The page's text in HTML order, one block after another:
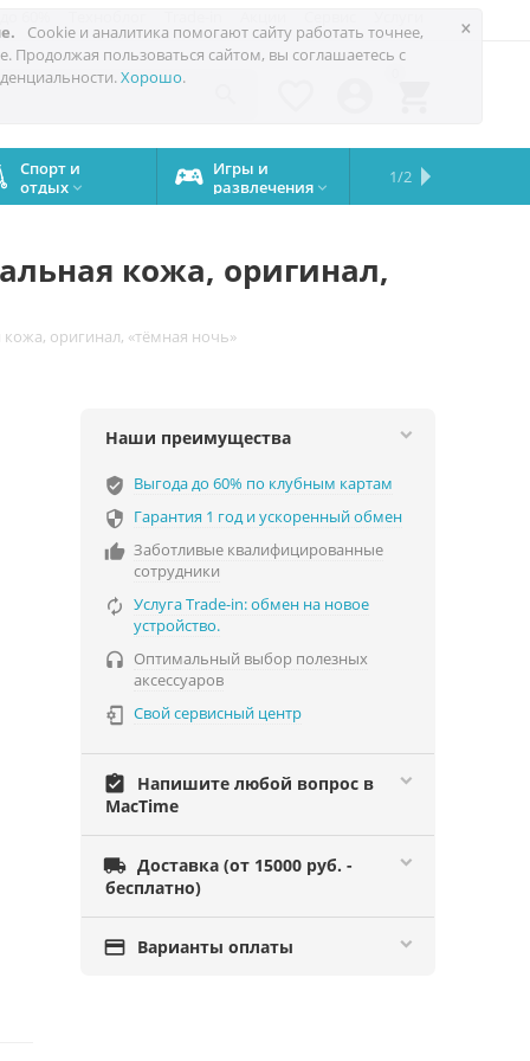
×
Cookie и аналитика помогают сайту работать точнее,
Продолжая пользоваться сайтом, вы соглашаетесь с
Хорошо.
Спорт и
отдых 
Игры и
развлечения 
Сервисный
центр
Сравните
iPhone
Подарки
на все
случаи
Запчасти
Бренды
1/2
кожа, оригинал,
кожа, оригинал, «тёмная ночь»
Наши преимущества
verified_user Выгода до 60% по клубным картам
 Гарантия 1 год и ускоренный обмен
 Заботливые квалифицированные
сотрудники
 Услуга Trade-in: обмен на новое
устройство.
 Оптимальный выбор полезных
аксессуаров
 Свой сервисный центр
assignment_turned_in
Напишите любой вопрос в
MacTime
 Доставка (от 15000 руб. -
бесплатно)
 Варианты оплаты